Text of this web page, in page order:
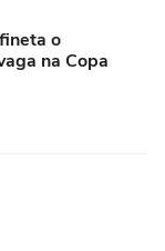
o
na Copa